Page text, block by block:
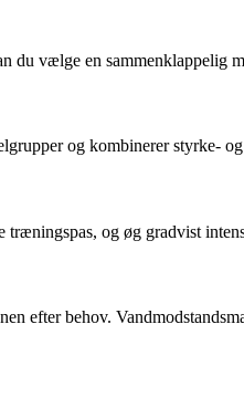
du vælge en sammenklappelig
og kombinerer
og øg gradvist
behov.